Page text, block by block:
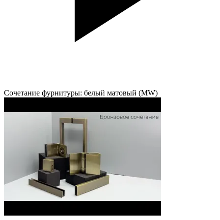
Сочетание фурнитуры: белый матовый (MW)